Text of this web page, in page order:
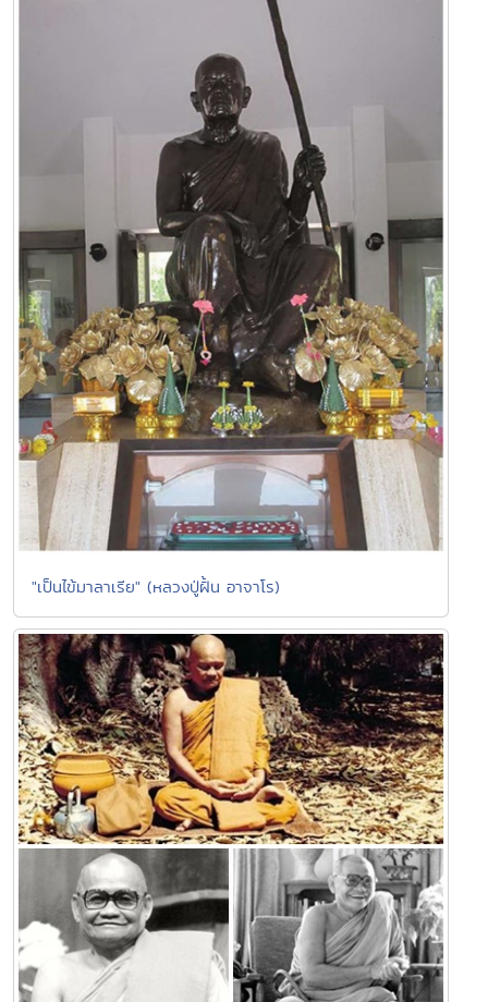
"เป็นไข้มาลาเรีย" (หลวงปู่ฝั้น อาจาโร)